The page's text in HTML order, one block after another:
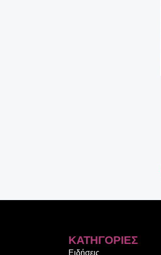
ΚΑΤΗΓΟΡΊΕΣ